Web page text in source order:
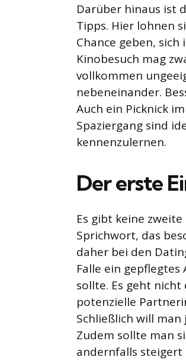
Darüber hinaus ist
Tipps. Hier lohnen
Chance geben,
Kinobesuch mag
vollkommen
nebeneinander.
Auch ein Picknick
Spaziergang sind
kennenzulernen.
Der erste
Es gibt keine
Sprichwort, das
daher bei den
Falle ein
sollte. Es geht
potenzielle
Schließlich will man
Zudem sollte man
andernfalls steigert